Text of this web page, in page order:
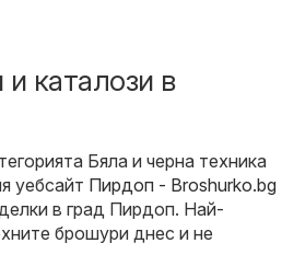
каталози в
Бяла и черна техника
уебсайт Пирдоп - Broshurko.bg
в град Пирдоп. Най-
брошури днес и не